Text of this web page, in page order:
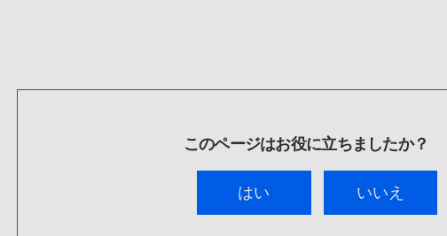
このページはお役に立ちましたか？
はい いいえ